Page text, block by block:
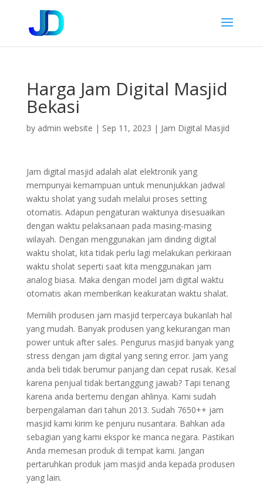
Harga Jam Digital Masjid
Bekasi
by admin website | Sep 11, 2023 | Jam Digital Masjid
Jam digital masjid adalah alat elektronik yang
mempunyai kemampuan untuk menunjukkan jadwal
waktu sholat yang sudah melalui proses setting
otomatis. Adapun pengaturan waktunya disesuaikan
dengan waktu pelaksanaan pada masing-masing
wilayah. Dengan menggunakan jam dinding digital
waktu sholat, kita tidak perlu lagi melakukan perkiraan
waktu sholat seperti saat kita menggunakan jam
analog biasa. Maka dengan model jam digital waktu
otomatis akan memberikan keakuratan waktu shalat.
Memilih produsen jam masjid terpercaya bukanlah hal
yang mudah. Banyak produsen yang kekurangan man
power untuk after sales. Pengurus masjid banyak yang
stress dengan jam digital yang sering error. Jam yang
anda beli tidak berumur panjang dan cepat rusak. Kesal
karena penjual tidak bertanggung jawab? Tapi tenang
karena anda bertemu dengan ahlinya. Kami sudah
berpengalaman dari tahun 2013. Sudah 7650++ jam
masjid kami kirim ke penjuru nusantara. Bahkan ada
sebagian yang kami ekspor ke manca negara. Pastikan
Anda memesan produk di tempat kami. Jangan
pertaruhkan produk jam masjid anda kepada produsen
yang lain.